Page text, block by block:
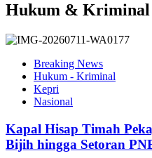
Hukum & Kriminal
Breaking News
Hukum - Kriminal
Kepri
Nasional
Kapal Hisap Timah
Bijih hingga Setoran